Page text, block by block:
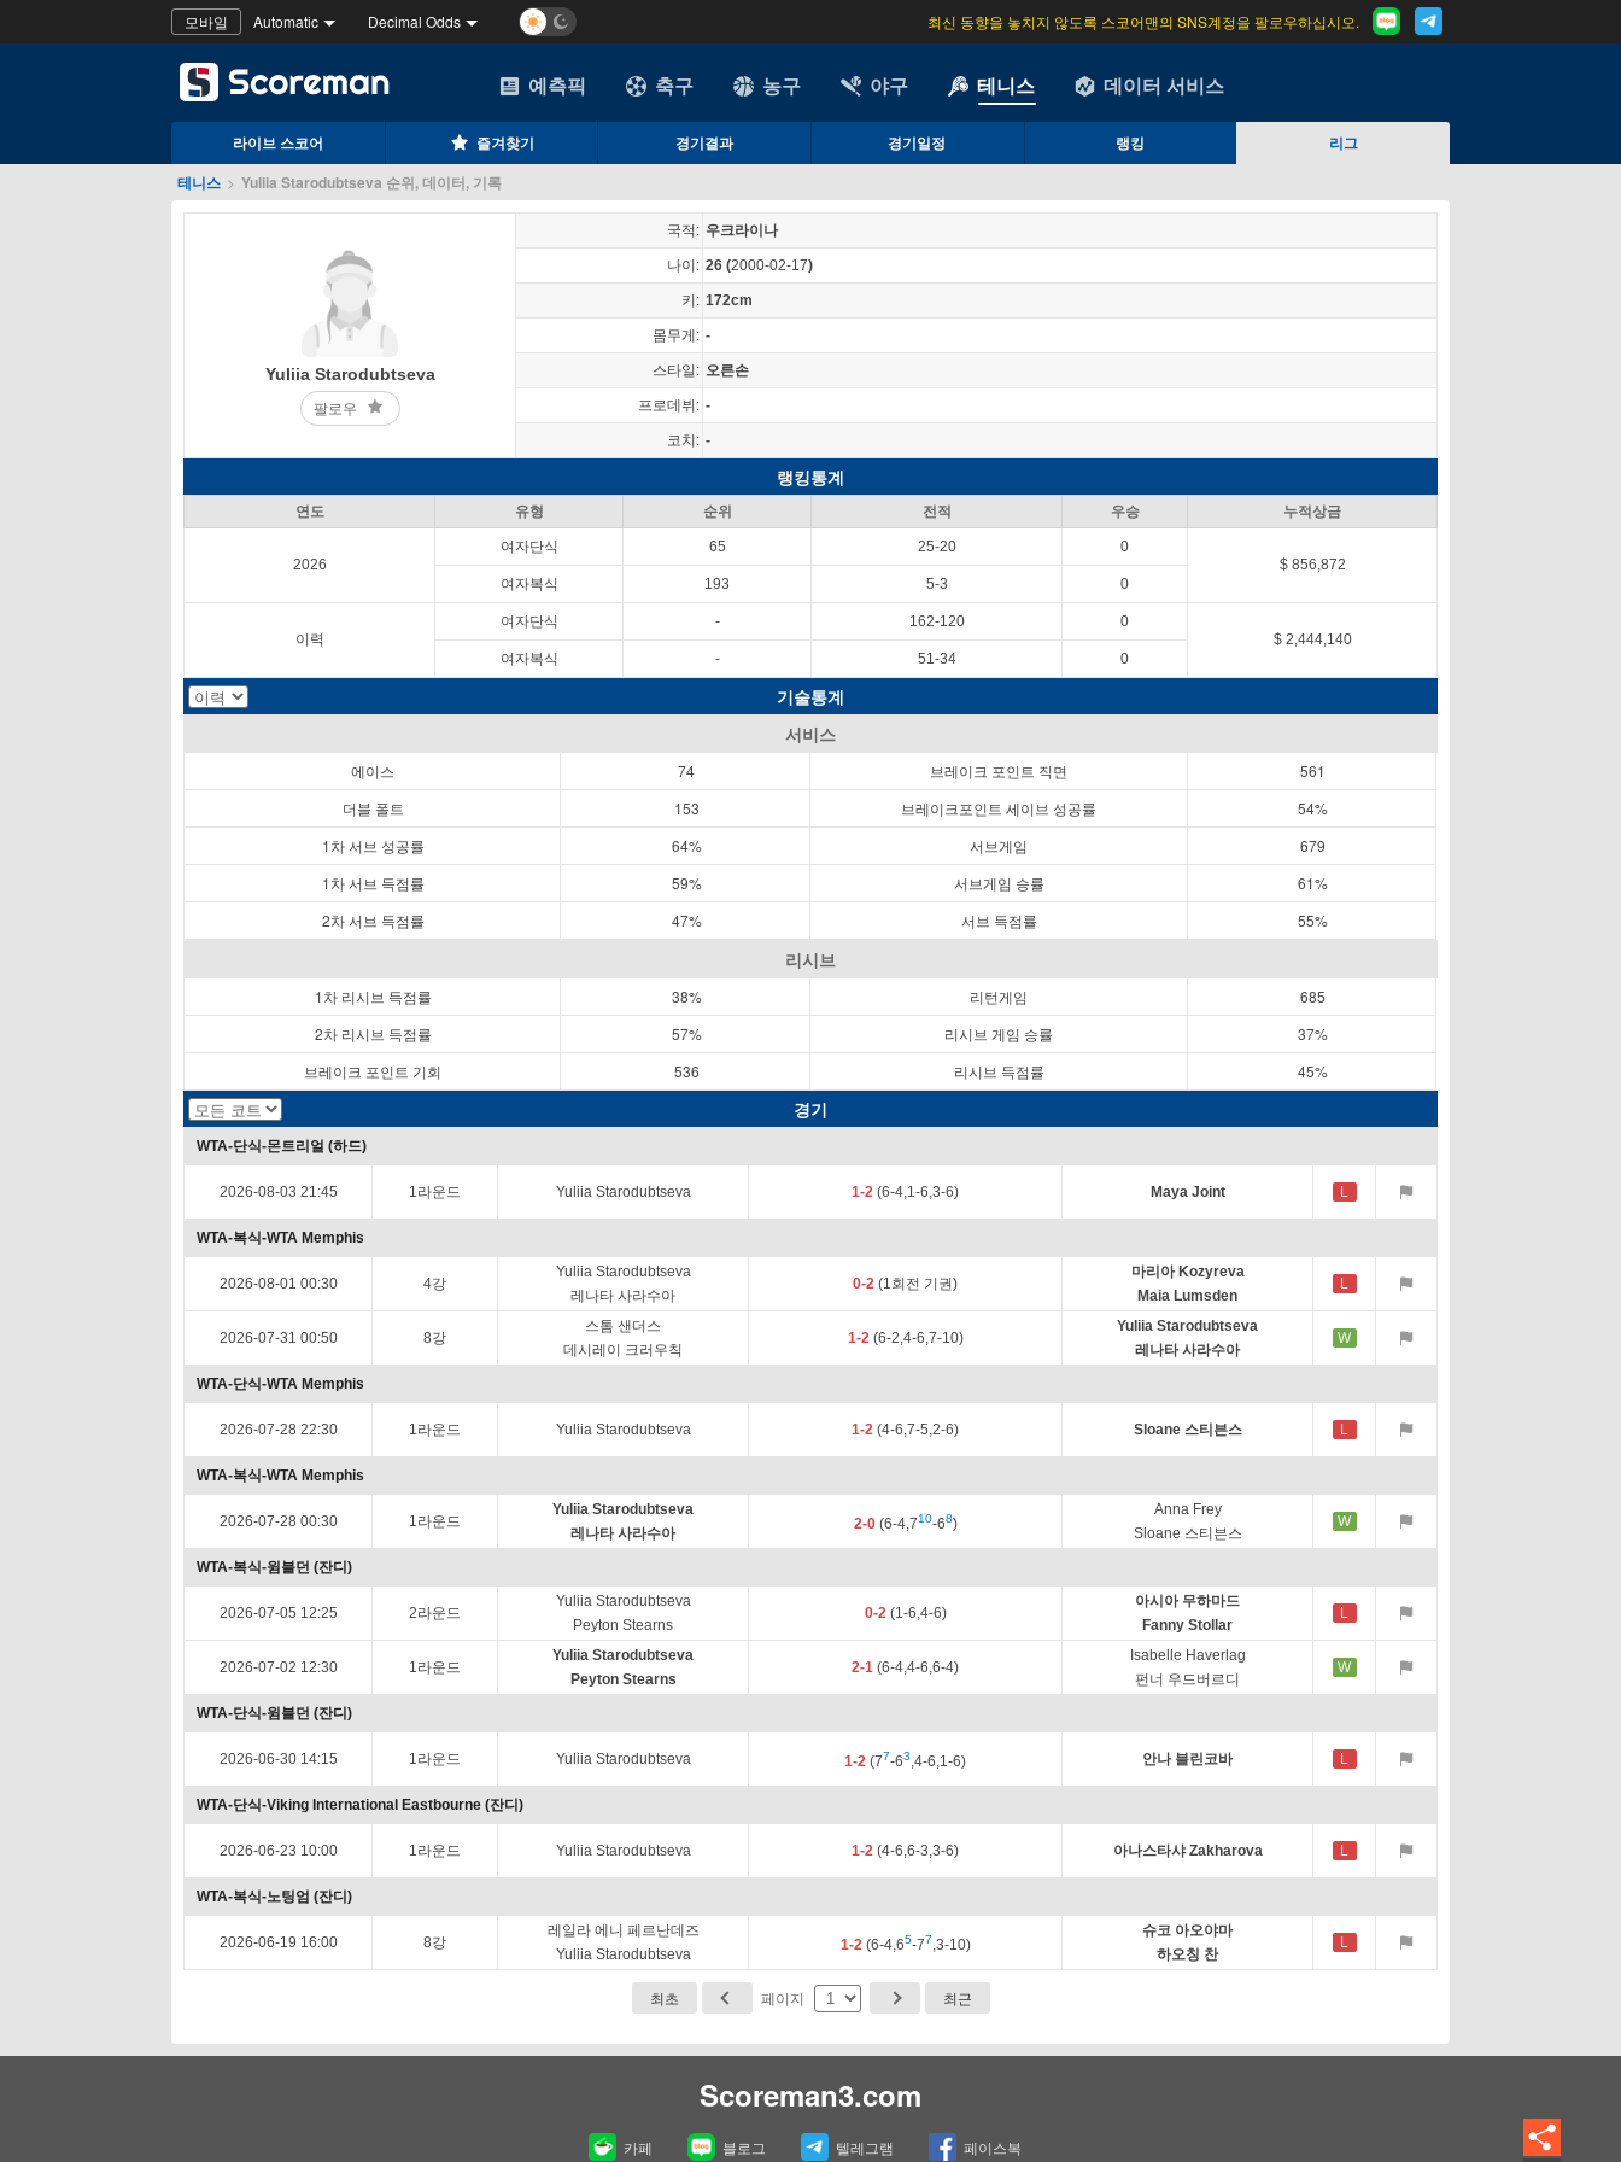
모바일 Automatic Decimal Odds 최신 동향을 놓치지 않도록 스코어맨의 SNS계정을 팔로우하십시오.
예측픽 축구 농구 야구 테니스 데이터 서비스
라이브 스코어 즐겨찾기 경기결과 경기일정 랭킹
리그
테니스 > Yuliia Starodubtseva 순위, 데이터, 기록
Yuliia Starodubtseva
팔로우
국적: 우크라이나
나이: 26 (2000-02-17)
키: 172cm
몸무게: -
스타일: 오른손
프로데뷔: -
코치: -
랭킹통계
연도 유형 순위 전적 우승 누적상금
2026
여자단식 65 25-20
0
$ 856,872
여자복식
193 5-3 0
이력
여자단식 - 162-120
0
$ 2,444,140
여자복식
- 51-34 0
기술통계
서비스
에이스 74 브레이크 포인트 직면
561
더블 폴트
153 브레이크포인트 세이브 성공률
54%
1차 서브 성공률
64% 서브게임
679
1차 서브 득점률
59% 서브게임 승률
61%
2차 서브 득점률
47% 서브 득점률 55%
리시브
1차 리시브 득점률 38% 리턴게임
685
2차 리시브 득점률
57% 리시브 게임 승률
37%
브레이크 포인트 기회
536 리시브 득점률 45%
경기
WTA-단식-몬트리얼 (하드)
2026-08-03 21:45 1라운드 Yuliia Starodubtseva 1-2 (6-4,1-6,3-6) Maya Joint L
WTA-복식-WTA Memphis
2026-08-01 00:30 4강
Yuliia Starodubtseva
레나타 사라수아
0-2 (1회전 기권)
마리아 Kozyreva
Maia Lumsden
L
2026-07-31 00:50 8강
스톰 샌더스
데시레이 크러우칙
1-2(6-2,4-6,7-10)
Yuliia Starodubtseva
레나타 사라수아
W
WTA-단식-WTA Memphis
2026-07-28 22:30 1라운드 Yuliia Starodubtseva 1-2 (4-6,7-5,2-6) Sloane 스티븐스 L
WTA-복식-WTA Memphis
2026-07-28 00:30 1라운드
Yuliia Starodubtseva
레나타 사라수아
2-0(6-4,710-68)
Anna Frey
Sloane 스티븐스
W
WTA-복식-윔블던 (잔디)
2026-07-05 12:25 2라운드
Yuliia Starodubtseva
Peyton Stearns
0-2(1-6,4-6)
아시아 무하마드
Fanny Stollar
L
2026-07-02 12:30 1라운드
Yuliia Starodubtseva
Peyton Stearns
2-1 (6-4,4-6,6-4)
Isabelle Haverlag
펀너 우드버르디
W
WTA-단식-윔블던 (잔디)
2026-06-30 14:15 1라운드 Yuliia Starodubtseva 1-2 (77-63,4-6,1-6) 안나 블린코바 L
WTA-단식-Viking International Eastbourne (잔디)
2026-06-23 10:00 1라운드 Yuliia Starodubtseva 1-2 (4-6,6-3,3-6) 아나스타샤 Zakharova L
WTA-복식-노팅엄 (잔디)
2026-06-19 16:00 8강
레일라 에니 페르난데즈
Yuliia Starodubtseva
1-2(6-4,65-77,3-10)
슈코 아오야마
하오칭 찬
L
최초 페이지 최근
Scoreman3.com
카페 블로그 텔레그램 페이스복